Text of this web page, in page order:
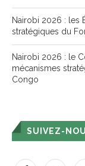
Nairobi 2026 : les
stratégiques du
Nairobi 2026 : le
mécanismes
Congo
SUIVEZ-